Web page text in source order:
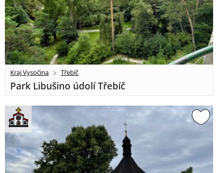
Kraj Vysočina Třebíč
Park Libušino údolí Třebíč